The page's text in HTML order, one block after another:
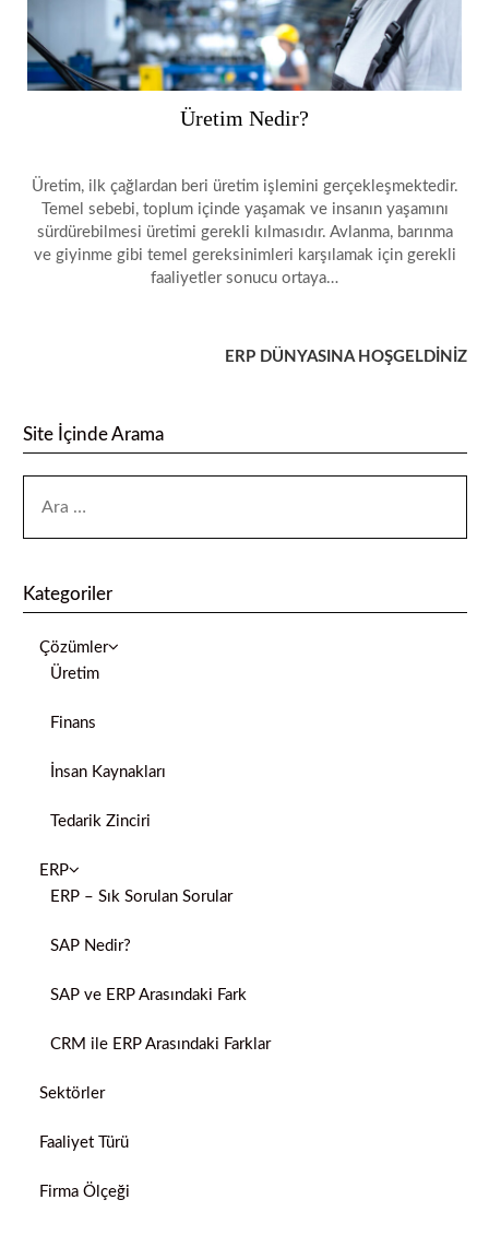
Üretim Nedir?
Üretim, ilk çağlardan beri üretim işlemini gerçekleşmektedir.
Temel sebebi, toplum içinde yaşamak ve insanın yaşamını
sürdürebilmesi üretimi gerekli kılmasıdır. Avlanma, barınma
ve giyinme gibi temel gereksinimleri karşılamak için gerekli
faaliyetler sonucu ortaya…
ERP DÜNYASINA HOŞGELDİNİZ
Site İçinde Arama
Kategoriler
Çözümler
Üretim
Finans
İnsan Kaynakları
Tedarik Zinciri
ERP
ERP – Sık Sorulan Sorular
SAP Nedir?
SAP ve ERP Arasındaki Fark
CRM ile ERP Arasındaki Farklar
Sektörler
Faaliyet Türü
Firma Ölçeği